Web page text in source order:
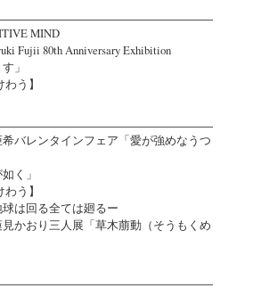
MIND
Fujii 80th Anniversary Exhibition
」
う】
バレンタインフェア「愛が強めなうつ
く」
う】
は回る全ては廻るー
かおり三人展「草木萠動（そうもくめ